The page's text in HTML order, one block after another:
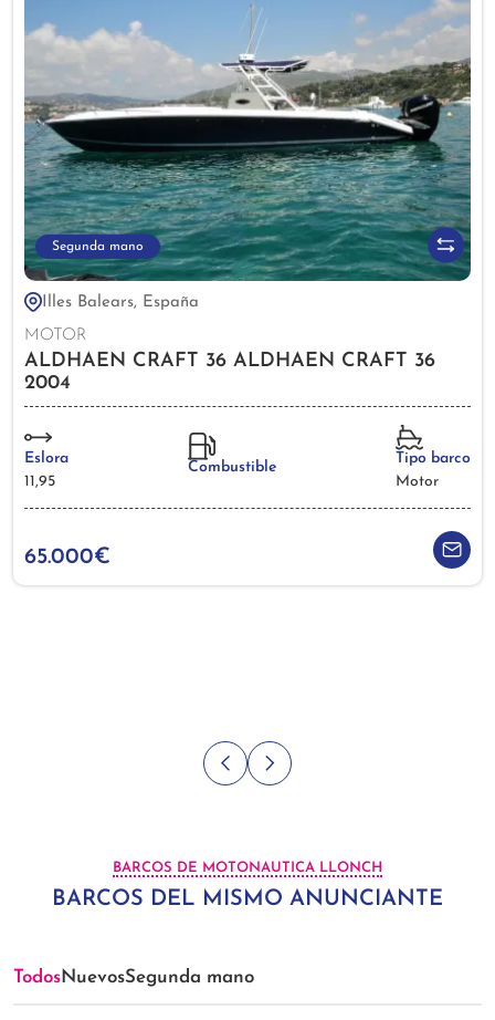
Segunda mano
Illes Balears, España
MOTOR
ALDHAEN CRAFT 36 ALDHAEN CRAFT 36
2004
Eslora
11,95
Combustible
Tipo barco
Motor
65.000€
BARCOS DE MOTONAUTICA LLONCH
BARCOS DEL MISMO ANUNCIANTE
TodosNuevosSegunda mano